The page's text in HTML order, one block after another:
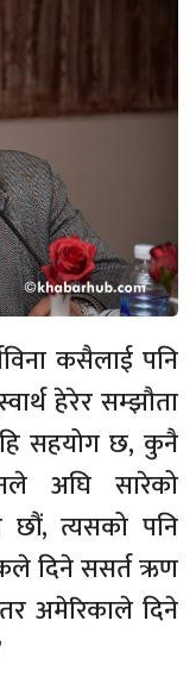
कसैलाई पनि
हेरेर सम्झौता
सहयोग छ, कुनै
अघि सारेको
त्यसको पनि
दिने ससर्त ऋण
अमेरिकाले दिने